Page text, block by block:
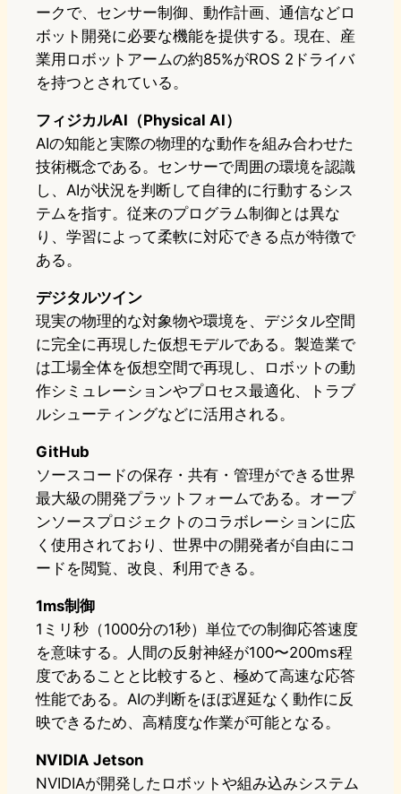
ークで、センサー制御、動作計画、通信などロ
ボット開発に必要な機能を提供する。現在、産
業用ロボットアームの約85%がROS 2ドライバ
を持つとされている。
フィジカルAI（Physical AI）
AIの知能と実際の物理的な動作を組み合わせた
技術概念である。センサーで周囲の環境を認識
し、AIが状況を判断して自律的に行動するシス
テムを指す。従来のプログラム制御とは異な
り、学習によって柔軟に対応できる点が特徴で
ある。
デジタルツイン
現実の物理的な対象物や環境を、デジタル空間
に完全に再現した仮想モデルである。製造業で
は工場全体を仮想空間で再現し、ロボットの動
作シミュレーションやプロセス最適化、トラブ
ルシューティングなどに活用される。
GitHub
ソースコードの保存・共有・管理ができる世界
最大級の開発プラットフォームである。オープ
ンソースプロジェクトのコラボレーションに広
く使用されており、世界中の開発者が自由にコ
ードを閲覧、改良、利用できる。
1ms制御
1ミリ秒（1000分の1秒）単位での制御応答速度
を意味する。人間の反射神経が100〜200ms程
度であることと比較すると、極めて高速な応答
性能である。AIの判断をほぼ遅延なく動作に反
映できるため、高精度な作業が可能となる。
NVIDIA Jetson
NVIDIAが開発したロボットや組み込みシステム